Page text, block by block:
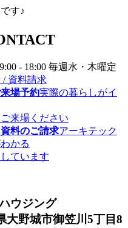
す♪
9:00 - 18:00 毎週水・木曜定
/ 資料請求
場予約実際の暮らしがイ
来場ください
資料のご請求アーキテック
かる
ています
大野城市御笠川5丁目8